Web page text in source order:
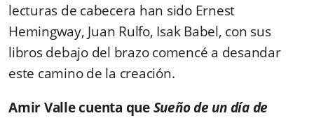
lecturas de cabecera han sido Ernest
Hemingway, Juan Rulfo, Isak Babel, con sus
libros debajo del brazo comencé a desandar
este camino de la creación.
Amir Valle cuenta queSueño de un día de